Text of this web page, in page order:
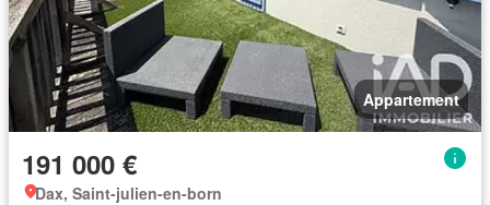
Appartement
191 000 €
Dax, Saint-julien-en-born